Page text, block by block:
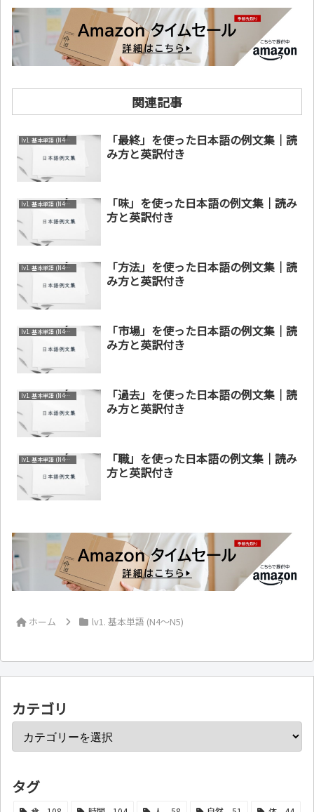
関連記事
lv1. 基本単語 (N4～N5)
「最終」を使った日本語の例文集｜読
み方と英訳付き
lv1. 基本単語 (N4～N5)
「味」を使った日本語の例文集｜読み
方と英訳付き
lv1. 基本単語 (N4～N5)
「方法」を使った日本語の例文集｜読
み方と英訳付き
lv1. 基本単語 (N4～N5)
「市場」を使った日本語の例文集｜読
み方と英訳付き
lv1. 基本単語 (N4～N5)
「過去」を使った日本語の例文集｜読
み方と英訳付き
lv1. 基本単語 (N4～N5)
「職」を使った日本語の例文集｜読み
方と英訳付き
ホーム lv1. 基本単語 (N4～N5)
カテゴリ
タグ